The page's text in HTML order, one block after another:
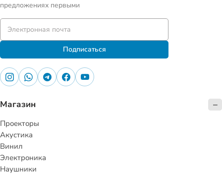
предложениях первыми
Подписаться
Магазин
Проекторы
Акустика
Винил
Электроника
Наушники